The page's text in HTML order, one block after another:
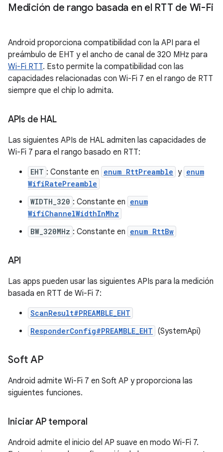
Medición de rango basada en el RTT de Wi-Fi
Android proporciona compatibilidad con la API para el
preámbulo de EHT y el ancho de canal de 320 MHz para
Wi-Fi RTT. Esto permite la compatibilidad con las
capacidades relacionadas con Wi-Fi 7 en el rango de RTT
siempre que el chip lo admita.
APIs de HAL
Las siguientes APIs de HAL admiten las capacidades de
Wi-Fi 7 para el rango basado en RTT:
EHT : Constante en enum RttPreamble y enum
WifiRatePreamble
WIDTH_320 : Constante en enum
WifiChannelWidthInMhz
BW_320MHz : Constante en enum RttBw
API
Las apps pueden usar las siguientes APIs para la medición
basada en RTT de Wi-Fi 7:
ScanResult#PREAMBLE_EHT
ResponderConfig#PREAMBLE_EHT (SystemApi)
Soft AP
Android admite Wi-Fi 7 en Soft AP y proporciona las
siguientes funciones.
Iniciar AP temporal
Android admite el inicio del AP suave en modo Wi-Fi 7.